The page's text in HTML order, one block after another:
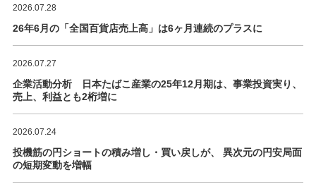
2026.07.28
26年6月の「全国百貨店売上高」は6ヶ月連続のプラスに
2026.07.27
企業活動分析 日本たばこ産業の25年12月期は、事業投資実り、
売上、利益とも2桁増に
2026.07.24
投機筋の円ショートの積み増し・買い戻しが、 異次元の円安局面
の短期変動を増幅